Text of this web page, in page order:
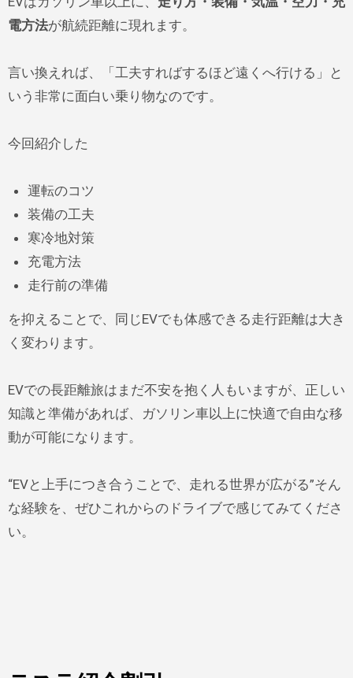
電方法が航続距離に現れます。
言い換えれば、「工夫すればするほど遠くへ行ける」と
いう非常に面白い乗り物なのです。
今回紹介した
運転のコツ
装備の工夫
寒冷地対策
充電方法
走行前の準備
を抑えることで、同じEVでも体感できる走行距離は大き
く変わります。
EVでの長距離旅はまだ不安を抱く人もいますが、正しい
知識と準備があれば、ガソリン車以上に快適で自由な移
動が可能になります。
“EVと上手につき合うことで、走れる世界が広がる”そん
な経験を、ぜひこれからのドライブで感じてみてくださ
い。